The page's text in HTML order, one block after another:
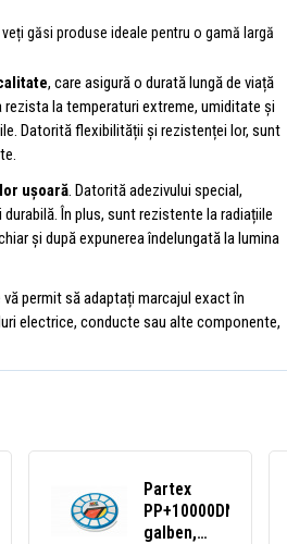
găsi produse ideale pentru o gamă largă
, care asigură o durată lungă de viață
la temperaturi extreme, umiditate și
Datorită flexibilității și rezistenței lor, sunt
ușoară . Datorită adezivului special,
În plus, sunt rezistente la radiațiile
și după expunerea îndelungată la lumina
vă permit să adaptați marcajul exact în
electrice, conducte sau alte componente,
Partex
PP+10000DN4,
galben,